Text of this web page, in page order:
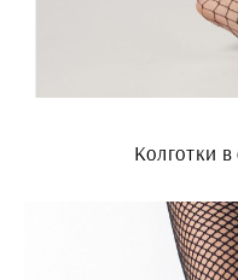
Колготки